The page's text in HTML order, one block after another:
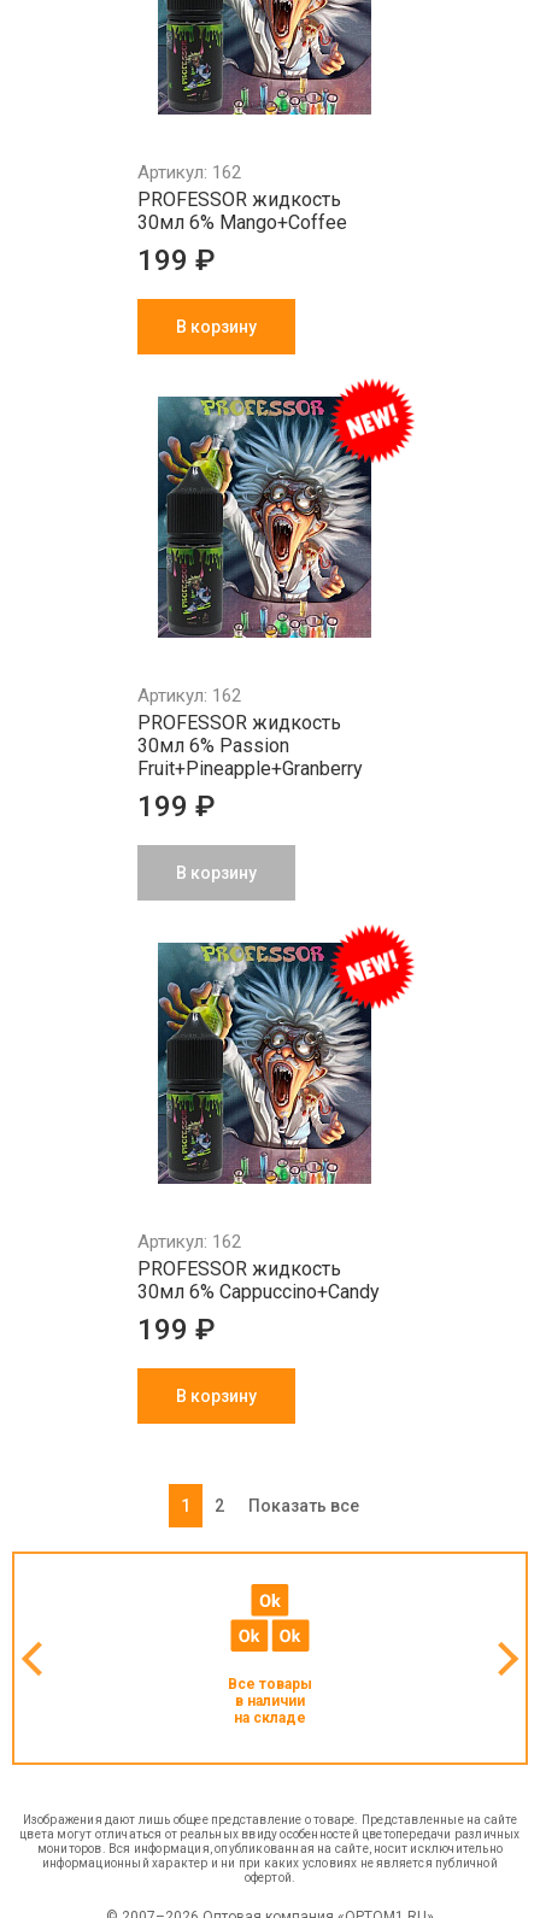
Артикул: 162
PROFESSOR жидкость
30мл 6% Mango+Coffee
199 ₽
В корзину
Артикул: 162
PROFESSOR жидкость
30мл 6% Passion
Fruit+Pineapple+Granberry
199 ₽
В корзину
Артикул: 162
PROFESSOR жидкость
30мл 6% Cappuccino+Candy
199 ₽
В корзину
1 2 Показать все
Все товары
в наличии
на складе
Изображения дают лишь общее представление о товаре. Представленные на сайте
цвета могут отличаться от реальных ввиду особенностей цветопередачи различных
мониторов. Вся информация, опубликованная на сайте, носит исключительно
информационный характер и ни при каких условиях не является публичной
офертой.